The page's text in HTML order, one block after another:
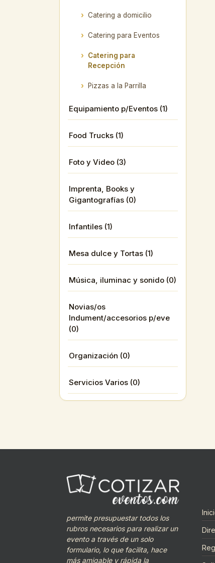
Catering a domicilio
Catering para Eventos
Catering para
Recepción
Pizzas a la Parrilla
Equipamiento p/Eventos (1)
Food Trucks (1)
Foto y Video (3)
Imprenta, Books y
Gigantografías (0)
Infantiles (1)
Mesa dulce y Tortas (1)
Música, iluminac y sonido (0)
Novias/os
Indument/accesorios p/eve
(0)
Organización (0)
Servicios Varios (0)
permite presupuestar todos los
rubros necesarios para realizar un
evento a través de un solo
formulario, lo que facilita, hace
más amigable y rápida la